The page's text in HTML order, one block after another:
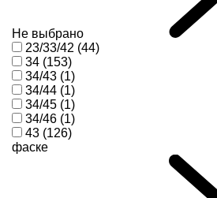
Не выбрано
23/33/42 (44)
34 (153)
34/43 (1)
34/44 (1)
34/45 (1)
34/46 (1)
43 (126)
фаске